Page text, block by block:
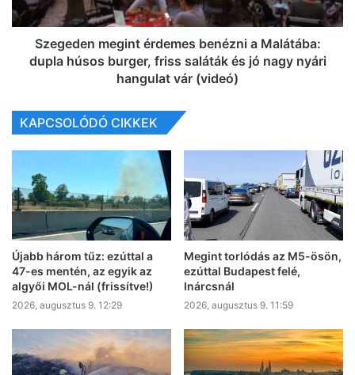
Szegeden megint érdemes benézni a Malátába:
dupla húsos burger, friss saláták és jó nagy nyári
hangulat vár (videó)
KAPCSOLÓDÓ CIKKEK
Újabb három tűz: ezúttal a
47-es mentén, az egyik az
algyői MOL-nál (frissítve!)
2026, augusztus 9. 12:29
Megint torlódás az M5-ösön,
ezúttal Budapest felé,
Inárcsnál
2026, augusztus 9. 11:59